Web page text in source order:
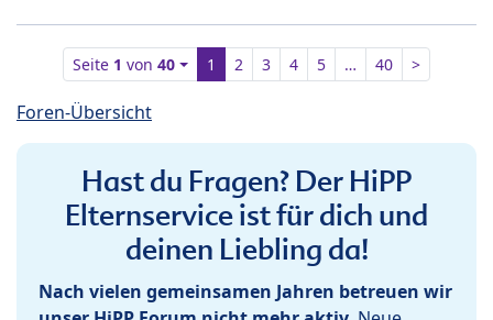
Seite 1 von40 1 2 3 4 5 … 40 >
Foren-Übersicht
Hast du Fragen? Der HiPP
Elternservice ist für dich und
deinen Liebling da!
Nach vielen gemeinsamen Jahren betreuen wir